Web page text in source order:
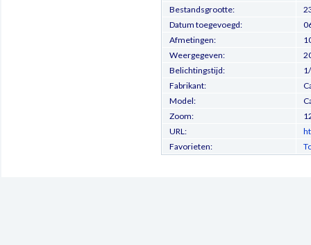
Bestandsgrootte:
Datum toegevoegd:
Afmetingen:
Weergegeven:
Belichtingstijd:
Fabrikant:
Model:
Zoom:
URL:
Favorieten: